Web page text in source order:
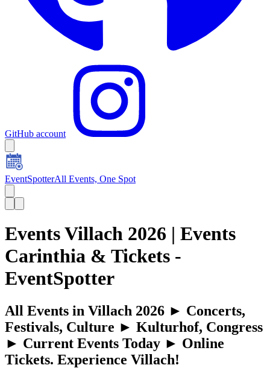
GitHub account
EventSpotterAll Events, One Spot
Events Villach 2026 | Events
Carinthia & Tickets -
EventSpotter
All Events in Villach 2026 ► Concerts,
Festivals, Culture ► Kulturhof, Congress
► Current Events Today ► Online
Tickets. Experience Villach!